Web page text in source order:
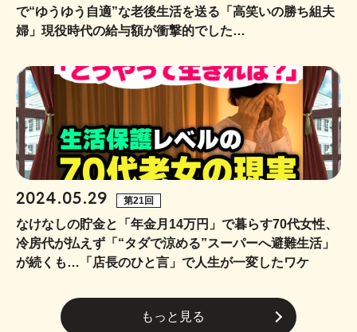
で“ゆうゆう自適”な老後生活を送る「高笑いの勝ち組夫
婦」現役時代の給与額が衝撃的でした…
2024.05.29 第21回
なけなしの貯金と「年金月14万円」で暮らす70代女性、
冷房代が払えず「“タダで涼める”スーパーへ避難生活」
が続くも…「店長のひと言」で人生が一変したワケ
もっと見る